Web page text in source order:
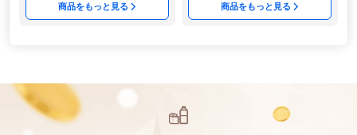
商品をもっと見る 商品をもっと見る